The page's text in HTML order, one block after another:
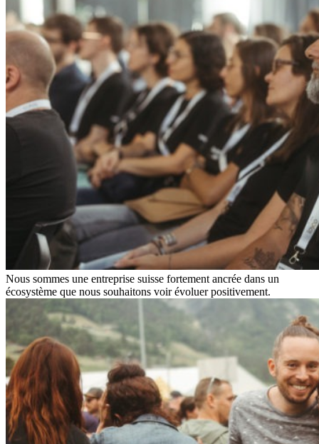
Nous sommes une entreprise suisse fortement ancrée dans un
écosystème que nous souhaitons voir évoluer positivement.